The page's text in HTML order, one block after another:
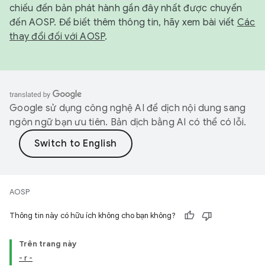
chiếu đến bản phát hành gần đây nhất được chuyển
đến AOSP. Để biết thêm thông tin, hãy xem bài viết Các
thay đổi đối với AOSP.
Google sử dụng công nghệ AI để dịch nội dung sang
ngôn ngữ bạn ưu tiên. Bản dịch bằng AI có thể có lỗi.
AOSP
Thông tin này có hữu ích không cho bạn không?
Trên trang này
- r -